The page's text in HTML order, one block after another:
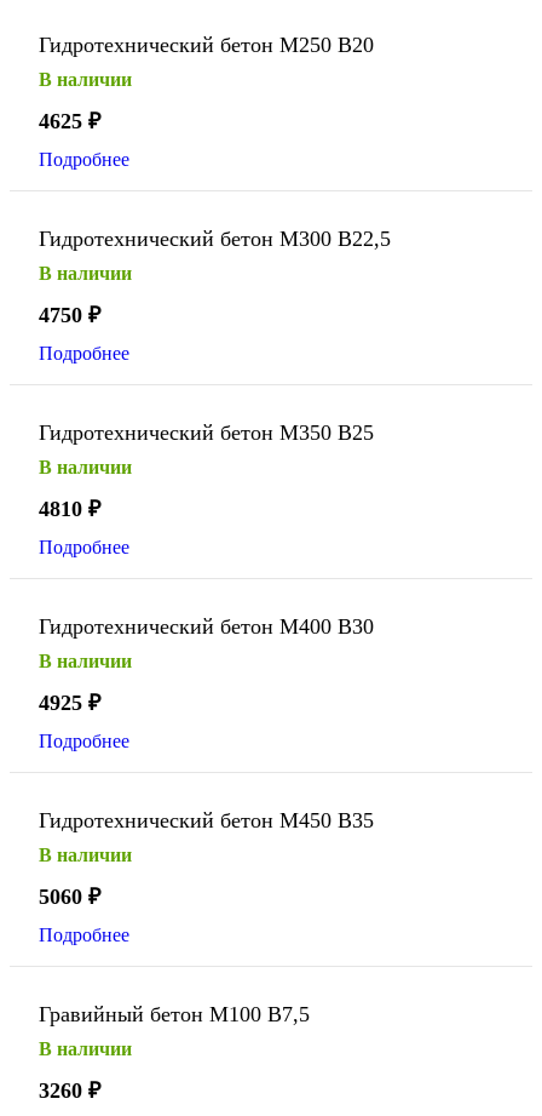
Гидротехнический бетон М250 В20
В наличии
4625 ₽
Подробнее
Гидротехнический бетон М300 В22,5
В наличии
4750 ₽
Подробнее
Гидротехнический бетон М350 В25
В наличии
4810 ₽
Подробнее
Гидротехнический бетон М400 В30
В наличии
4925 ₽
Подробнее
Гидротехнический бетон М450 В35
В наличии
5060 ₽
Подробнее
Гравийный бетон М100 В7,5
В наличии
3260 ₽